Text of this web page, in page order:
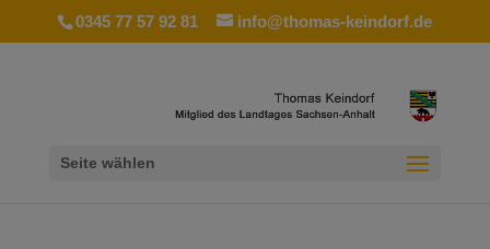
0345 77 57 92 81 info@thomas-keindorf.de
Seite wählen